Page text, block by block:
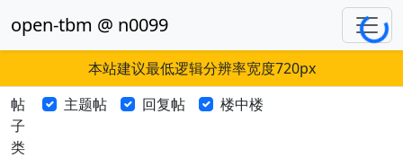
open-tbm @ n0099
本站建议最低逻辑分辨率宽度720px
帖
子
类
主题帖 回复帖 楼中楼